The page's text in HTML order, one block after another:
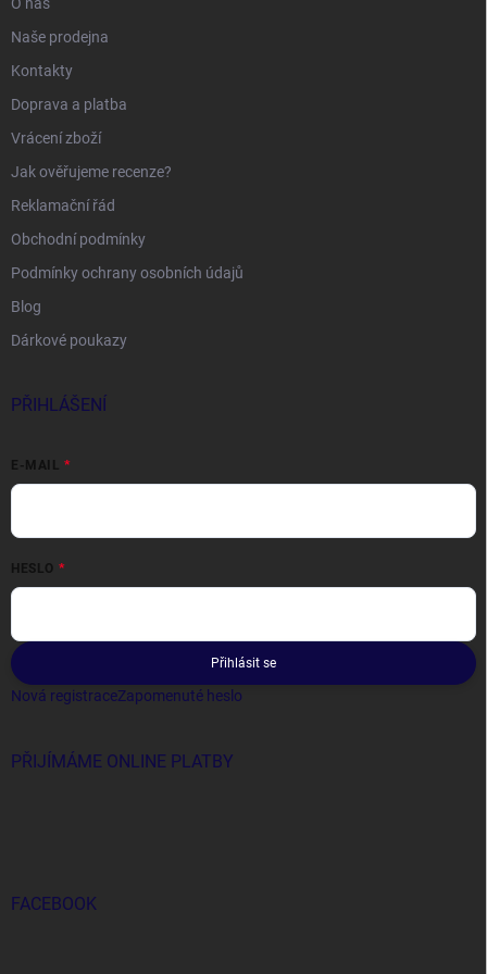
O nás
Naše prodejna
Kontakty
Doprava a platba
Vrácení zboží
Jak ověřujeme recenze?
Reklamační řád
Obchodní podmínky
Podmínky ochrany osobních údajů
Blog
Dárkové poukazy
PŘIHLÁŠENÍ
E-MAIL
HESLO
Přihlásit se
Nová registraceZapomenuté heslo
PŘIJÍMÁME ONLINE PLATBY
FACEBOOK